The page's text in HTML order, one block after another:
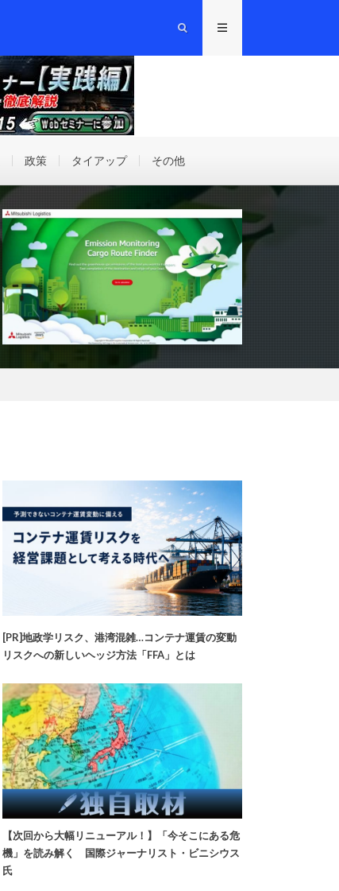
政策 タイアップ その他
[PR]地政学リスク、港湾混雑…コンテナ運賃の変動
リスクへの新しいヘッジ方法「FFA」とは
【次回から大幅リニューアル！】「今そこにある危
機」を読み解く 国際ジャーナリスト・ビニシウス
氏